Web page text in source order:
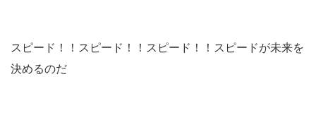
スピード！！スピード！！スピード！！スピードが未来を
決めるのだ